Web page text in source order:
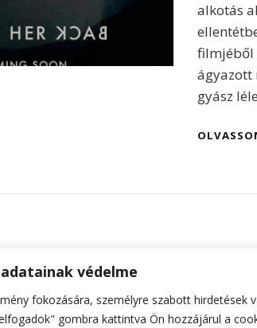
védelme
fokozására, személyre szabott hirdetések
gombra kattintva Ön hozzájárul a
alkotás
filmjéből
ágyazott
gyász
Online . Minden jog fenntartva.Hello